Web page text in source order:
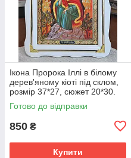
Ікона Пророка Іллі в білому
дерев'яному кіоті під склом,
розмір 37*27, сюжет 20*30.
Готово до відправки
850 ₴
Купити